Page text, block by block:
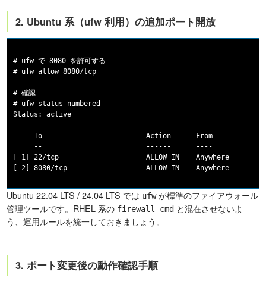
2. Ubuntu 系（ufw 利用）の追加ポート開放
# ufw で 8080 を許可する
# ufw allow 8080/tcp
# 確認
# ufw status numbered
Status: active
     To                         Action      From
     --                         ------      ----
[ 1] 22/tcp                     ALLOW IN    Anywhere
Ubuntu 22.04 LTS / 24.04 LTS では ufwが標準のファイアウォール
管理ツールです。RHEL 系の firewall-cmd と混在させないよ
う、運用ルールを統一しておきましょう。
3. ポート変更後の動作確認手順